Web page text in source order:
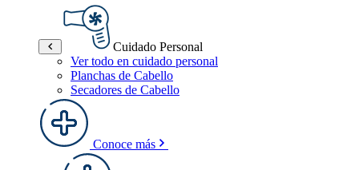
Cuidado Personal
Ver todo en cuidado personal
Planchas de Cabello
Secadores de Cabello
Conoce más